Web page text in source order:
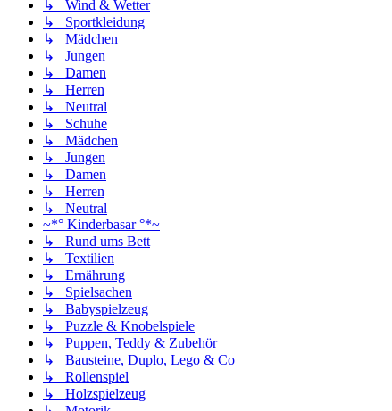
↳ Wind & Wetter
↳ Sportkleidung
↳ Mädchen
↳ Jungen
↳ Damen
↳ Herren
↳ Neutral
↳ Schuhe
↳ Mädchen
↳ Jungen
↳ Damen
↳ Herren
↳ Neutral
~*° Kinderbasar °*~
↳ Rund ums Bett
↳ Textilien
↳ Ernährung
↳ Spielsachen
↳ Babyspielzeug
↳ Puzzle & Knobelspiele
↳ Puppen, Teddy & Zubehör
↳ Bausteine, Duplo, Lego & Co
↳ Rollenspiel
↳ Holzspielzeug